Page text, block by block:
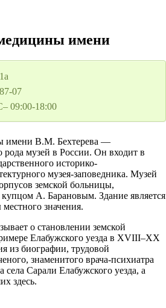
имени
07
09:00-18:00
имени В.М. Бехтерева —
музей в России. Он входит в
историко-
музея-заповедника. Музей
земской больницы,
А. Барановым. Здание является
значения.
о становлении земской
Елабужского уезда в XVIII–XX
из биографии, трудовой
знаменитого врача-психиатра
Сарали Елабужского уезда, а
здесь.